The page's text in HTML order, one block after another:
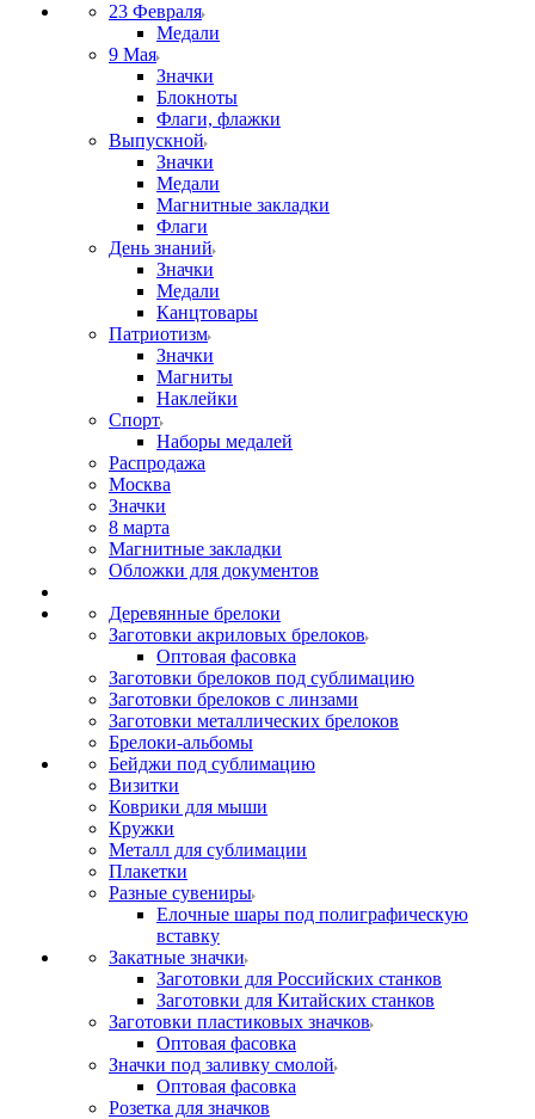
23 Февраля
Медали
9 Мая
Значки
Блокноты
Флаги, флажки
Выпускной
Значки
Медали
Магнитные закладки
Флаги
День знаний
Значки
Медали
Канцтовары
Патриотизм
Значки
Магниты
Наклейки
Спорт
Наборы медалей
Распродажа
Москва
Значки
8 марта
Магнитные закладки
Обложки для документов
Деревянные брелоки
Заготовки акриловых брелоков
Оптовая фасовка
Заготовки брелоков под сублимацию
Заготовки брелоков с линзами
Заготовки металлических брелоков
Брелоки-альбомы
Бейджи под сублимацию
Визитки
Коврики для мыши
Кружки
Металл для сублимации
Плакетки
Разные сувениры
Елочные шары под полиграфическую
вставку
Закатные значки
Заготовки для Российских станков
Заготовки для Китайских станков
Заготовки пластиковых значков
Оптовая фасовка
Значки под заливку смолой
Оптовая фасовка
Розетка для значков